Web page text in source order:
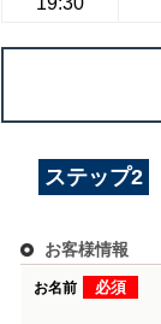
ステップ2
お客様情報
お名前 必須